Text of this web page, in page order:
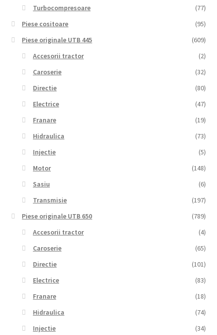
Turbocompresoare
(77)
Piese cositoare
(95)
Piese originale UTB 445
(609)
Accesorii tractor
(2)
Caroserie
(32)
Directie
(80)
Electrice
(47)
Franare
(19)
Hidraulica
(73)
Injectie
(5)
Motor
(148)
Sasiu
(6)
Transmisie
(197)
Piese originale UTB 650
(789)
Accesorii tractor
(4)
Caroserie
(65)
Directie
(101)
Electrice
(83)
Franare
(18)
Hidraulica
(74)
Injectie
(34)